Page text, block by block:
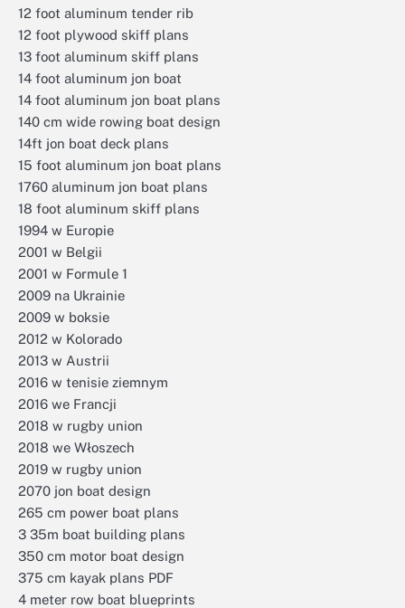
12 foot aluminum tender rib
12 foot plywood skiff plans
13 foot aluminum skiff plans
14 foot aluminum jon boat
14 foot aluminum jon boat plans
140 cm wide rowing boat design
14ft jon boat deck plans
15 foot aluminum jon boat plans
1760 aluminum jon boat plans
18 foot aluminum skiff plans
1994 w Europie
2001 w Belgii
2001 w Formule 1
2009 na Ukrainie
2009 w boksie
2012 w Kolorado
2013 w Austrii
2016 w tenisie ziemnym
2016 we Francji
2018 w rugby union
2018 we Włoszech
2019 w rugby union
2070 jon boat design
265 cm power boat plans
3 35m boat building plans
350 cm motor boat design
375 cm kayak plans PDF
4 meter row boat blueprints